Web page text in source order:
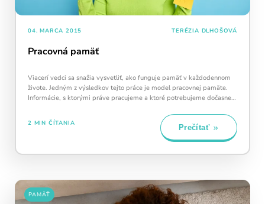
04. MARCA 2015 TERÉZIA DLHOŠOVÁ
Pracovná pamäť
Viacerí vedci sa snažia vysvetliť, ako funguje pamäť v každodennom
živote. Jedným z výsledkov tejto práce je model pracovnej pamäte.
Informácie, s ktorými práve pracujeme a ktoré potrebujeme dočasne
2 MIN ČÍTANIA
Prečítať
PAMÄŤ